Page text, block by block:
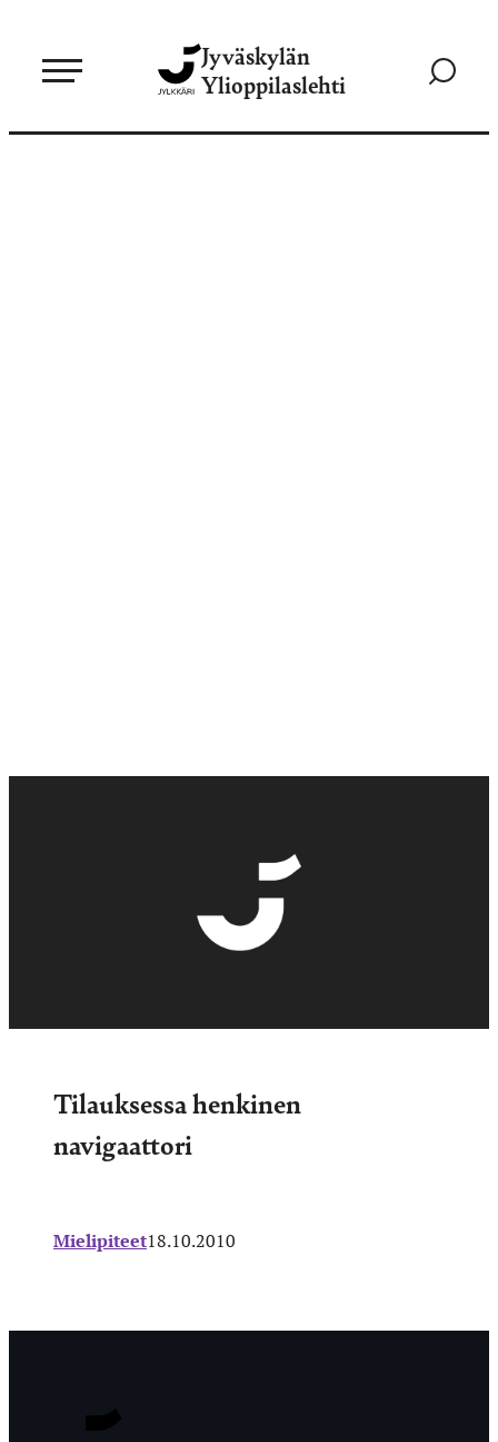
sisältöön
Jyväskylän
Ylioppilaslehti
Siirry
Tilauksessa henkinen
navigaattori
Mielipiteet18.10.2010